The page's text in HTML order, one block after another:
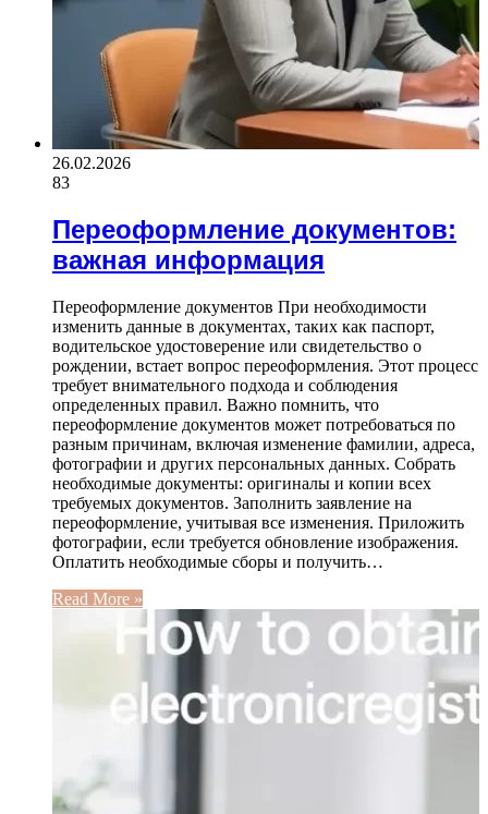
26.02.2026
83
Переоформление документов:
важная информация
Переоформление документов При необходимости
изменить данные в документах, таких как паспорт,
водительское удостоверение или свидетельство о
рождении, встает вопрос переоформления. Этот процесс
требует внимательного подхода и соблюдения
определенных правил. Важно помнить, что
переоформление документов может потребоваться по
разным причинам, включая изменение фамилии, адреса,
фотографии и других персональных данных. Собрать
необходимые документы: оригиналы и копии всех
требуемых документов. Заполнить заявление на
переоформление, учитывая все изменения. Приложить
фотографии, если требуется обновление изображения.
Оплатить необходимые сборы и получить…
Read More »